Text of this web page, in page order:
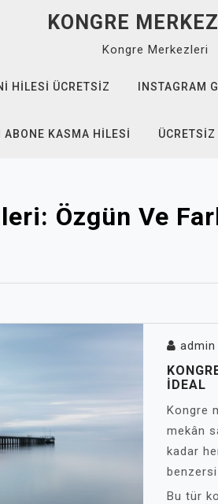
KONGRE
Kongre Merkezleri
HILESI ÜCRETSIZ INSTAGRAM
ABONE KASMA HILESI
Özgün Ve
admin
IDEAL
Kongre
mekân
kadar
Bu tür